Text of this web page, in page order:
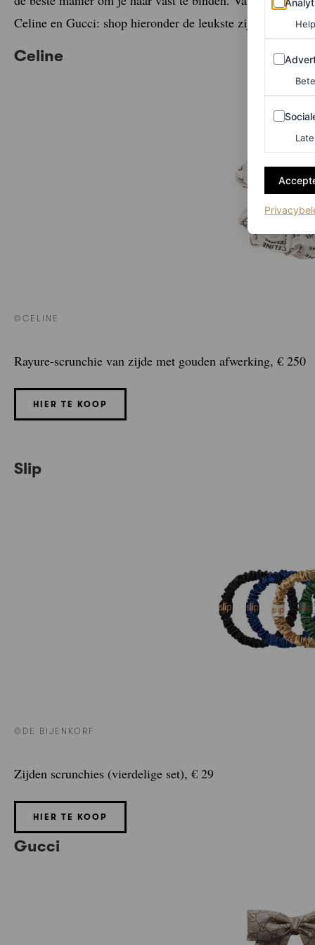
Celine en Gucci: shop hieronder de leukste zijden
Celine
©CELINE
Rayure-scrunchie van zijde met gouden afwerking, € 250
HIER TE KOOP
Slip
©DE BIJENKORF
Zijden scrunchies (vierdelige set), € 29
HIER TE KOOP
Gucci
Sociale